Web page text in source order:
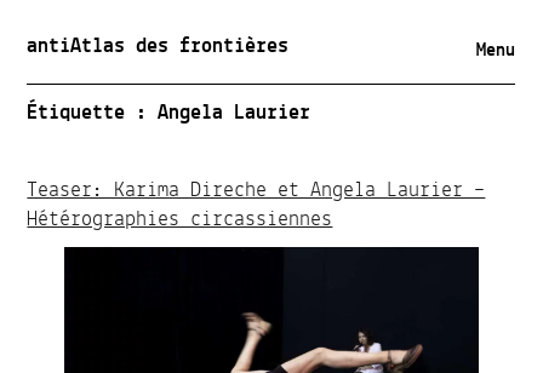
antiAtlas des frontières Menu
Étiquette :Angela Laurier
Teaser: Karima Direche et Angela Laurier –
Hétérographies circassiennes